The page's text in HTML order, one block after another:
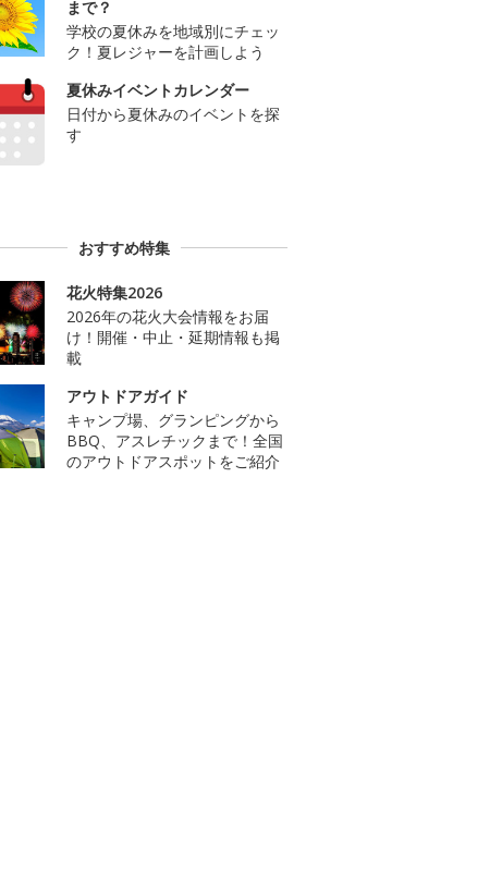
まで？
学校の夏休みを地域別にチェッ
ク！夏レジャーを計画しよう
夏休みイベントカレンダー
日付から夏休みのイベントを探
す
おすすめ特集
花火特集2026
2026年の花火大会情報をお届
け！開催・中止・延期情報も掲
載
アウトドアガイド
キャンプ場、グランピングから
BBQ、アスレチックまで！全国
のアウトドアスポットをご紹介